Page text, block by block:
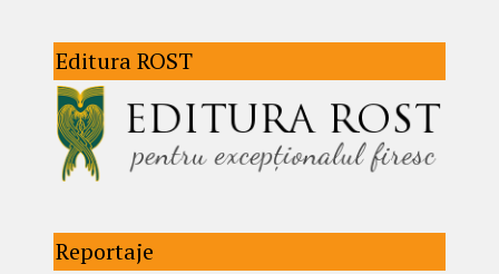
Editura ROST
Reportaje